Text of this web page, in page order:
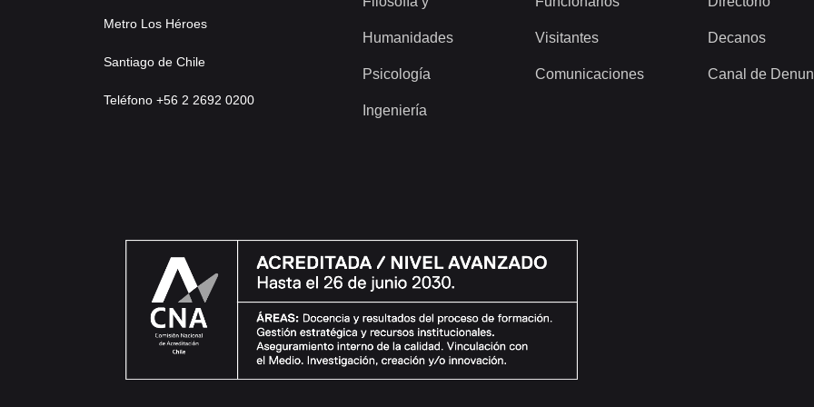
Metro Los Héroes
Santiago de Chile
Teléfono +56 2 2692 0200
Humanidades
Psicología
Ingeniería
Visitantes
Comunicaciones
Decanos
Canal de